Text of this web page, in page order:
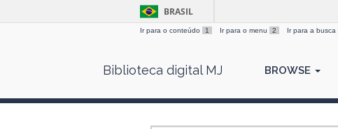
BRASIL
Ir para o conteúdo 1 Ir para o menu 2 Ir para a busca
Biblioteca digital MJ BROWSE